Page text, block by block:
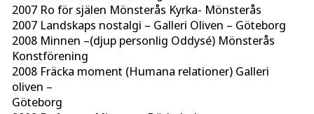
2007 Ro för själen Mönsterås Kyrka- Mönsterås
2007 Landskaps nostalgi – Galleri Oliven – Göteborg
2008 Minnen –(djup personlig Oddysé) Mönsterås
Konstförening
2008 Fräcka moment (Humana relationer) Galleri
oliven –
Göteborg